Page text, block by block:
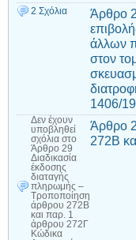
2 Σχόλια
Άρθρο
άλλων
στον
1406/
Δεν έχουν
υποβληθεί
σχόλια στο
Άρθρο 29
Διαδικασία
έκδοσης
διαταγής
πληρωμής –
Τροποποίηση
άρθρου 272Β
και παρ. 1
άρθρου 272Γ
Κώδικα
Άρθρο
272Β